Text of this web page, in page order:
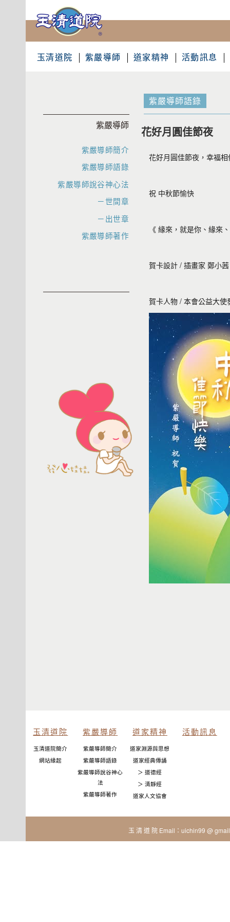
玉清道院 紫嚴導師 道家精神 活動訊息
紫嚴導師語錄
花好月圓佳節夜
花好月圓佳節夜，幸福
祝 中秋節愉快
《 緣來，就是你、緣來
賀卡設計 / 插畫家 鄭小茜
賀卡人物 / 本會公益大使
紫嚴導師
紫嚴導師簡介
紫嚴導師語錄
紫嚴導師說谷神心法
－世間章
－出世章
紫嚴導師著作
玉清道院
玉清道院簡介
網站緣起
紫嚴導師
紫嚴導師簡介
紫嚴導師語錄
紫嚴導師說谷神心
法
紫嚴導師著作
道家精神
道家淵源與思想
道家經典傳誦
＞ 道德經
＞ 清靜經
道家人文協會
活動訊息
玉 清 道 院 Email：uichin99 @